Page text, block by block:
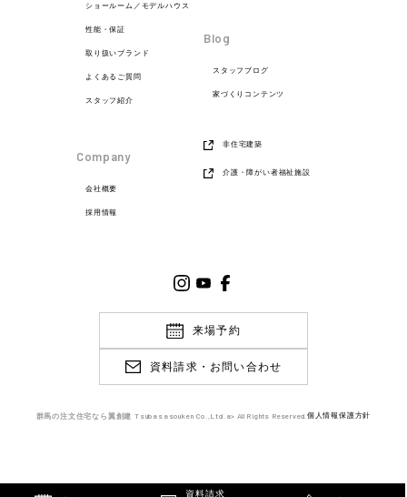
資料請求
ショールーム／モデルハウス
性能・保証
取り扱いブランド
よくあるご質問
スタッフ紹介
Company
会社概要
採用情報
Blog
スタッフブログ
家づくりコンテンツ
非住宅建築
介護・障がい者福祉施設
来場予約
資料請求・お問い合わせ
群馬の注文住宅なら翼創建 Tsubasasouken Co.,Ltd. a> All Rights Reserved. 個人情報保護方針